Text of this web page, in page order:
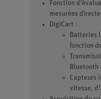
Fonction
mesurées
DigiCart :
Batteries
fonction
Bluetooth
Capteurs
vitesse,